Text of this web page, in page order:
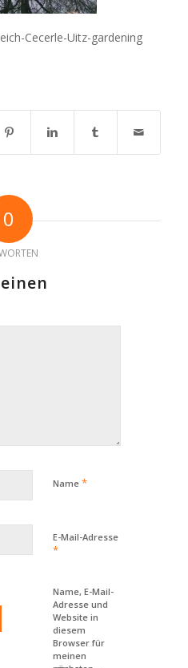
Cecerle-Uitz-gardening
0
Name *
E-Mail-Adresse
*
Name, E-Mail-
Adresse und
Website in
diesem
Browser für
meinen